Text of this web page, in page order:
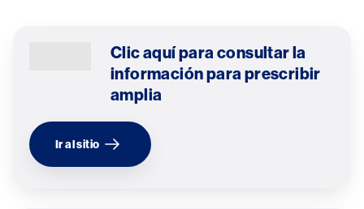
Clic aquí para consultar la
información para prescribir
amplia
Ir al sitio